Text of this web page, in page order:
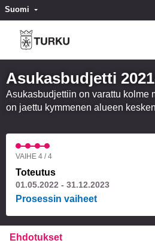
Suomi Valitse kieli
Asukasbudjetti
Asukasbudjettiin on varattu kolme
on jaettu kymmenen alueen
VAIHE 4 / 4
Toteutus
01.05.2022 - 31.12.2023
Prosessin vaiheet
Ehdotukset